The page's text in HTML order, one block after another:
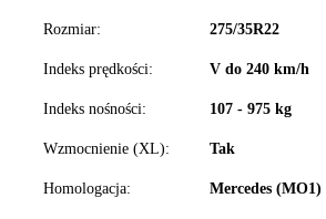
Rozmiar: 275/35R22
Indeks prędkości: V do 240 km/h
Indeks nośności: 107 - 975 kg
Wzmocnienie (XL): Tak
Homologacja: Mercedes (MO1)